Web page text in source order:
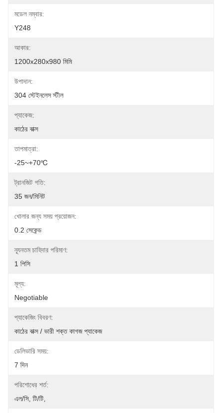
মডেল নম্বার:
Y248
আকার:
1200x280x980 মিমি
উপাদান:
304 স্টেইনলেস স্টীল
প্যাকেজ:
কাঠের বাক্স
তাপমাত্রা:
-25~+70℃
ট্রানজিট গতি:
35 জন/মিনিট
খোলার জন্য সময় প্রয়োজন:
0.2 সেকেন্ড
ন্যূনতম চাহিদার পরিমাণ:
1 পিসি
মূল্য:
Negotiable
প্যাকেজিং বিবরণ:
কাঠের বাক্স / ভারী শক্ত কাগজ প্যাকেজ
ডেলিভারি সময়:
7 দিন
পরিশোধের শর্ত:
এল/সি, টি/টি,